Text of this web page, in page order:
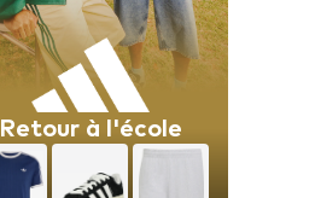
Retour à l'école